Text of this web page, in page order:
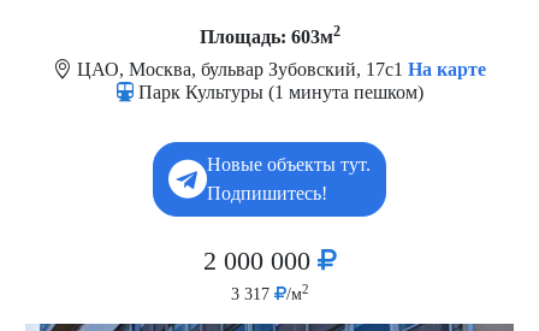
Площадь: 603м2
ЦАО, Москва, бульвар Зубовский, 17с1 На карте
Парк Культуры (1 минута пешком)
Новые объекты тут.
Подпишитесь!
2 000 000
3 317 /м2